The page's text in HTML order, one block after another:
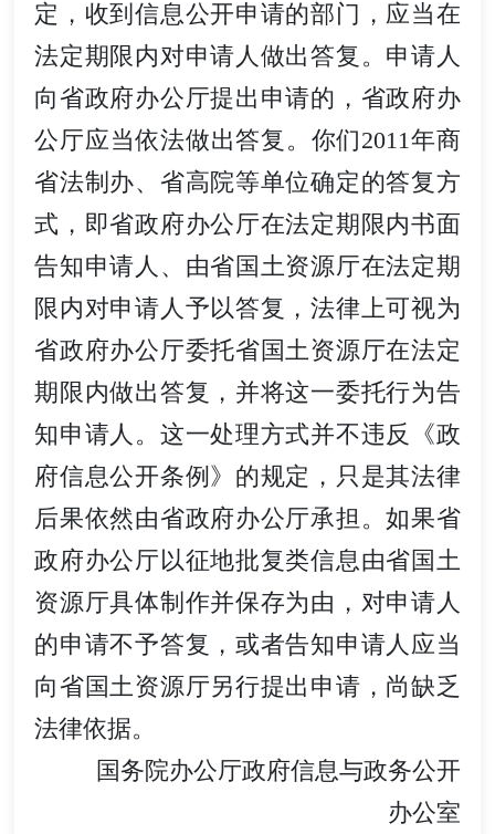
定，收到信息公开申请的部门，应当在
法定期限内对申请人做出答复。申请人
向省政府办公厅提出申请的，省政府办
公厅应当依法做出答复。你们2011年商
省法制办、省高院等单位确定的答复方
式，即省政府办公厅在法定期限内书面
告知申请人、由省国土资源厅在法定期
限内对申请人予以答复，法律上可视为
省政府办公厅委托省国土资源厅在法定
期限内做出答复，并将这一委托行为告
知申请人。这一处理方式并不违反《政
府信息公开条例》的规定，只是其法律
后果依然由省政府办公厅承担。如果省
政府办公厅以征地批复类信息由省国土
资源厅具体制作并保存为由，对申请人
的申请不予答复，或者告知申请人应当
向省国土资源厅另行提出申请，尚缺乏
法律依据。
国务院办公厅政府信息与政务公开
办公室